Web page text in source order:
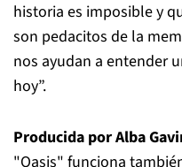
historia es imposible y
son pedacitos de la
nos ayudan a entender
hoy”.
Producida por Alba
"Oasis" funciona